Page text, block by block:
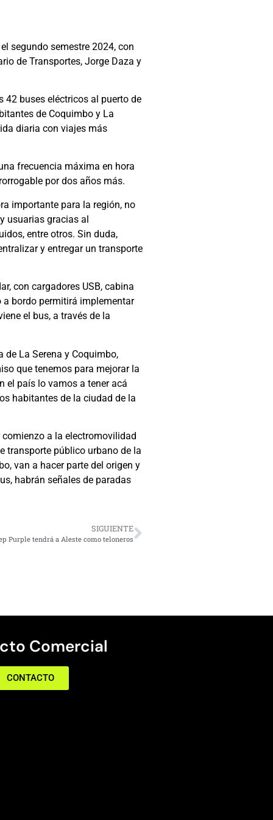
segundo semestre 2024, con
de Transportes, Jorge Daza y
42 buses eléctricos al puerto de
de Coquimbo y La
diaria con viajes más
frecuencia máxima en hora
por dos años más.
importante para la región, no
usuarias gracias al
entre otros. Sin duda,
y entregar un transporte
con cargadores USB, cabina
a bordo permitirá implementar
el bus, a través de la
La Serena y Coquimbo,
que tenemos para mejorar la
el país lo vamos a tener acá
habitantes de la ciudad de la
comienzo a la electromovilidad
transporte público urbano de la
van a hacer parte del origen y
habrán señales de paradas
SIGUIENTE
Purple tendrá a Aleste como teloneros
Comercial
CONTACTO